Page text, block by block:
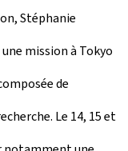
Stéphanie
mission à Tokyo
de
Le 14, 15 et